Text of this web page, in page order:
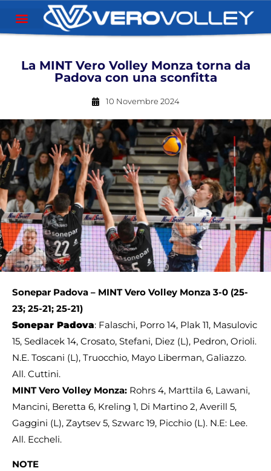
La MINT Vero Volley Monza torna da
Padova con una sconfitta
10 Novembre 2024
Sonepar Padova – MINT Vero Volley Monza 3-0 (25-
23; 25-21; 25-21)
Sonepar Padova: Falaschi, Porro 14, Plak 11, Masulovic
15, Sedlacek 14, Crosato, Stefani, Diez (L), Pedron, Orioli.
N.E. Toscani (L), Truocchio, Mayo Liberman, Galiazzo.
All. Cuttini.
MINT Vero Volley Monza: Rohrs 4, Marttila 6, Lawani,
Mancini, Beretta 6, Kreling 1, Di Martino 2, Averill 5,
Gaggini (L), Zaytsev 5, Szwarc 19, Picchio (L). N.E: Lee.
All. Eccheli.
NOTE